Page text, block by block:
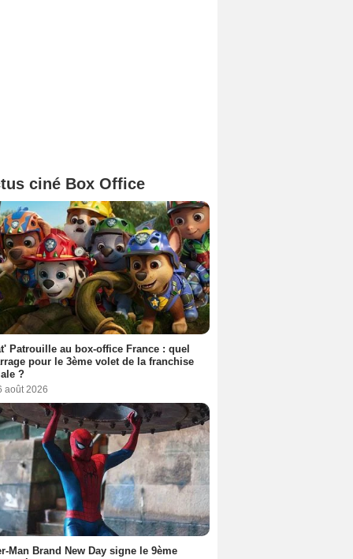
ciné Box Office
Patrouille au box-office France : quel
pour le 3ème volet de la franchise
?
août 2026
Man Brand New Day signe le 9ème